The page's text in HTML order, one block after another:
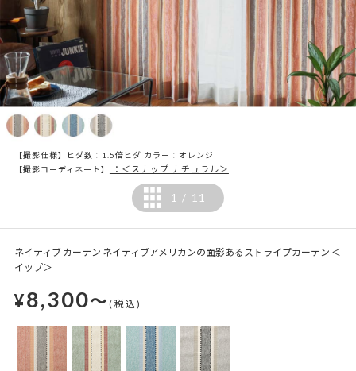
【撮影仕様】ヒダ数：1.5倍ヒダ カラー：オレンジ
【撮影コーディネート】
：＜スナップ ナチュラル＞
1 / 11
ネイティブ カーテン ネイティブアメリカンの面影あるストライプカーテン ＜
イップ＞
¥8,300～(税込)